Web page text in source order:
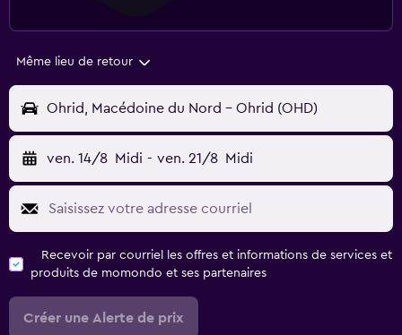
Même lieu de retour
Ohrid, Macédoine du Nord - Ohrid (OHD)
ven. 14/8 Midi - ven. 21/8 Midi
Recevoir par courriel les offres et informations de services et
produits de momondo et ses partenaires
Créer une Alerte de prix